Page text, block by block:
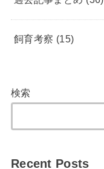
飼育考察 (15)
検索
Recent Posts